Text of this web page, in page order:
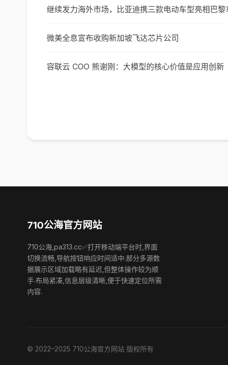
继续发力海外市场，比亚迪携三款电动车型亮相巴黎
微美全息宣布收购新加坡飞达芯片公司
容联云 COO 熊谢刚：大模型的核心价值是应用创新
710公海官方网站
710公海,pa313.cc✅打开移动端平台时,界面
切换流畅,导航按钮响应时间适中.部分多源数
据展示区域加载略有延迟,但整体操作较为顺
手.布局紧凑,信息层级清晰,便于快速定位所需
内容.
© 2022–2025 710公海官方网站 版权所有